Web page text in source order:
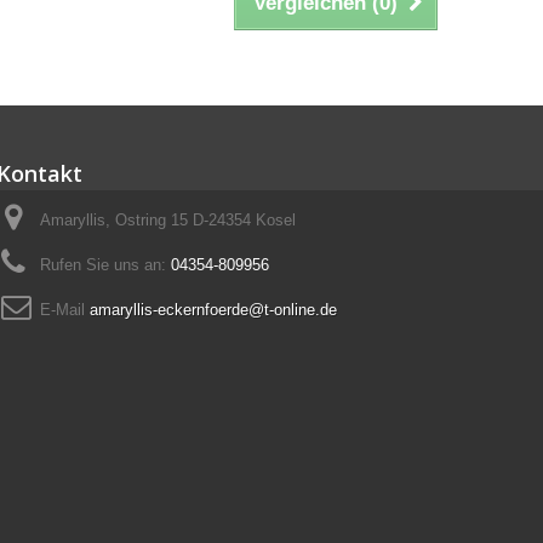
Kontakt
Amaryllis, Ostring 15 D-24354 Kosel
Rufen Sie uns an: 04354-809956
E-Mail amaryllis-eckernfoerde@t-online.de